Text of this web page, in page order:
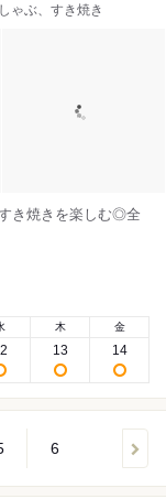
ゃぶ、すき焼き
き焼きを楽しむ◎全
木
13
金
14
6